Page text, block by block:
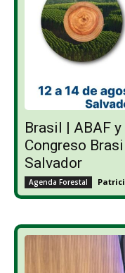
Brasil | ABAF
Congreso
Salvador
Agenda Forestal